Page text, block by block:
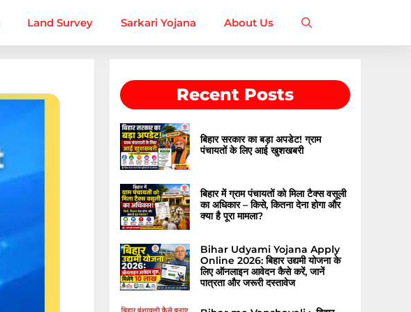
Land Survey Sarkari Yojana About Us
Recent Posts
बिहार सरकार का बड़ा अपडेट! ग्राम
पंचायतों के लिए आई खुशखबरी
बिहार में ग्राम पंचायतों को मिला टैक्स वसूली
का अधिकार – किसे, कितना देना होगा और
क्या है पूरा मामला?
Bihar Udyami Yojana Apply
Online 2026: बिहार उद्यमी योजना के
लिए ऑनलाइन आवेदन कैसे करें, जानें
पात्रता और जरूरी दस्तावेज